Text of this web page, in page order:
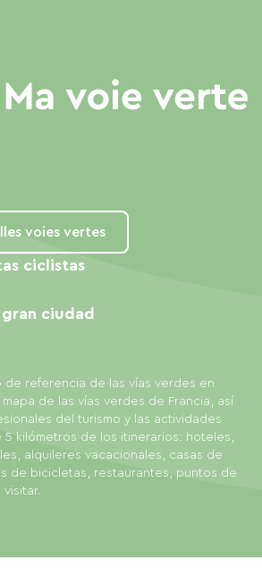
voies vertes
de referencia de las vías verdes en
de las vías verdes de Francia, así
del turismo y las actividades
5 kilómetros de los itinerarios: hoteles,
alquileres vacacionales, casas de
de bicicletas, restaurantes, puntos de
ciclistas
ciudad